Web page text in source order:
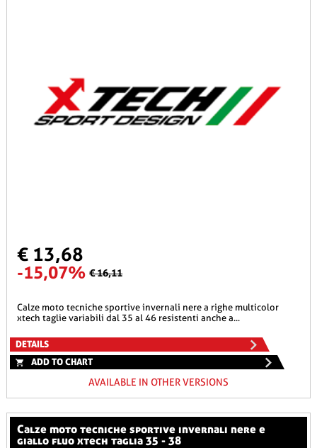
€ 13,68
-15,07% € 16,11
calze moto tecniche sportive invernali nere a righe multicolor
xtech taglie variabili dal 35 al 46 resistenti anche a...
DETAILS
ADD TO CHART
AVAILABLE IN OTHER VERSIONS
calze moto tecniche sportive invernali nere e
giallo fluo xtech taglia 35 - 38